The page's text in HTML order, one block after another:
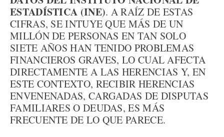
ESTADÍSTICA (INE). A RAÍZ DE ESTAS
CIFRAS, SE INTUYE QUE MÁS DE UN
MILLÓN DE PERSONAS EN TAN SOLO
SIETE AÑOS HAN TENIDO PROBLEMAS
FINANCIEROS GRAVES, LO CUAL AFECTA
DIRECTAMENTE A LAS HERENCIAS Y, EN
ESTE CONTEXTO, RECIBIR HERENCIAS
ENVENENADAS, CARGADAS DE DISPUTAS
FAMILIARES O DEUDAS, ES MÁS
FRECUENTE DE LO QUE PARECE.